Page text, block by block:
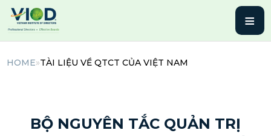
≡
HOME»TÀI LIỆU VỀ QTCT CỦA VIỆT NAM
BỘ NGUYÊN TẮC QUẢN TRỊ